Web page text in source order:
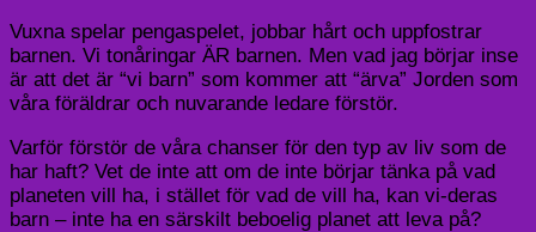
Vuxna spelar pengaspelet, jobbar hårt och uppfostrar
barnen. Vi tonåringar ÄR barnen. Men vad jag börjar inse
är att det är “vi barn” som kommer att “ärva” Jorden som
våra föräldrar och nuvarande ledare förstör.
Varför förstör de våra chanser för den typ av liv som de
har haft? Vet de inte att om de inte börjar tänka på vad
planeten vill ha, i stället för vad de vill ha, kan vi-deras
barn – inte ha en särskilt beboelig planet att leva på?